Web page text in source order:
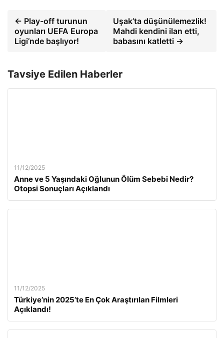
← Play-off turunun
oyunları UEFA Europa
Ligi’nde başlıyor!
Uşak’ta düşünülemezlik!
Mahdi kendini ilan etti,
babasını katletti →
Tavsiye Edilen Haberler
11/12/2025
Anne ve 5 Yaşındaki Oğlunun Ölüm Sebebi Nedir?
Otopsi Sonuçları Açıklandı
11/12/2025
Türkiye’nin 2025’te En Çok Araştırılan Filmleri
Açıklandı!